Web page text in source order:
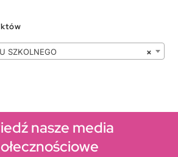
×
SZKOLNEGO
nasze media